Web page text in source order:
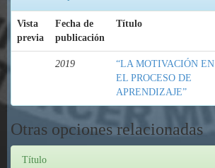
Vista
previa
Fecha de
publicación
Título
2019
“LA MOTIVACIÓN EN
EL PROCESO DE
APRENDIZAJE”
Otras opciones relacionadas
Título